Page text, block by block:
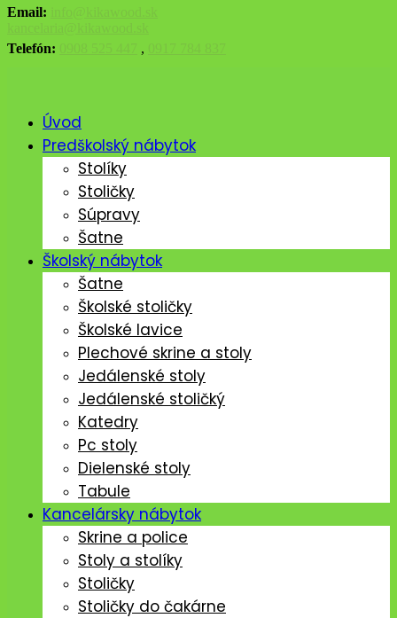
Email:
Telefón:
,
Úvod
Predškolský nábytok
Stolíky
Stoličky
Súpravy
Šatne
Školský nábytok
Šatne
Školské stoličky
Školské lavice
Plechové skrine a stoly
Jedálenské stoly
Jedálenské stoličký
Katedry
Pc stoly
Dielenské stoly
Tabule
Kancelársky nábytok
Skrine a police
Stoly a stolíky
Stoličky
Stoličky do čakárne